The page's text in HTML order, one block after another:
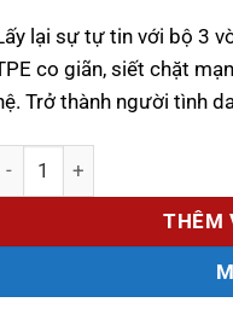
là:
200.000 ₫. là:
lại sự tự tin với bộ 3
co giãn, siết chặt
Trở thành người tình
lượng
THÊM